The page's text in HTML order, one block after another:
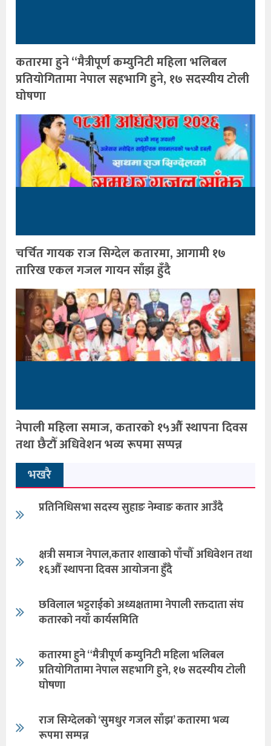
कतारमा हुने “मैत्रीपूर्ण कम्युनिटी महिला भलिबल
प्रतियोगितामा नेपाल सहभागि हुने, १७ सदस्यीय टोली
घोषणा
चर्चित गायक राज सिग्देल कतारमा, आगामी १७
तारिख एकल गजल गायन साँझ हुँदै
नेपाली महिला समाज, कतारको १५औँ स्थापना दिवस
तथा छैटौँ अधिवेशन भव्य रूपमा सप्पन्न
भखरै
प्रतिनिधिसभा सदस्य सुहाङ नेम्वाङ कतार आउँदै
क्षत्री समाज नेपाल,कतार शाखाको पाँचौँ अधिवेशन तथा
१६औँ स्थापना दिवस आयोजना हुँदै
छविलाल भट्टराईको अध्यक्षतामा नेपाली रक्तदाता संघ
कतारको नयाँ कार्यसमिति
कतारमा हुने “मैत्रीपूर्ण कम्युनिटी महिला भलिबल
प्रतियोगितामा नेपाल सहभागि हुने, १७ सदस्यीय टोली
घोषणा
राज सिग्देलको ‘सुमधुर गजल साँझ’ कतारमा भव्य
रूपमा सम्पन्न